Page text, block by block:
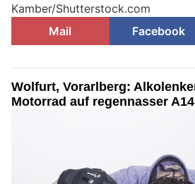
Kamber/Shutterstock.com
Mail
Facebook
Wolfurt, Vorarlberg:
Motorrad auf regennasser